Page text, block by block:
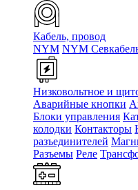
Кабель, провод
NYM NYM
Низковольтное и
Аварийные кнопки
Блоки управления
колодки Контакторы
разъединителей
Разъемы Реле